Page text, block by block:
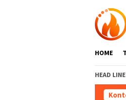
HOME
HEAD LINE
Kericuhan Warnai